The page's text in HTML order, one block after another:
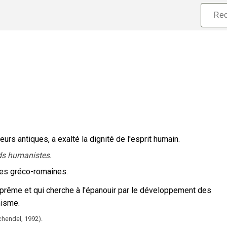
antiques, a exalté la dignité de l'esprit humain.
humanistes.
gréco-romaines.
et qui cherche à l'épanouir par le développement des
1992).